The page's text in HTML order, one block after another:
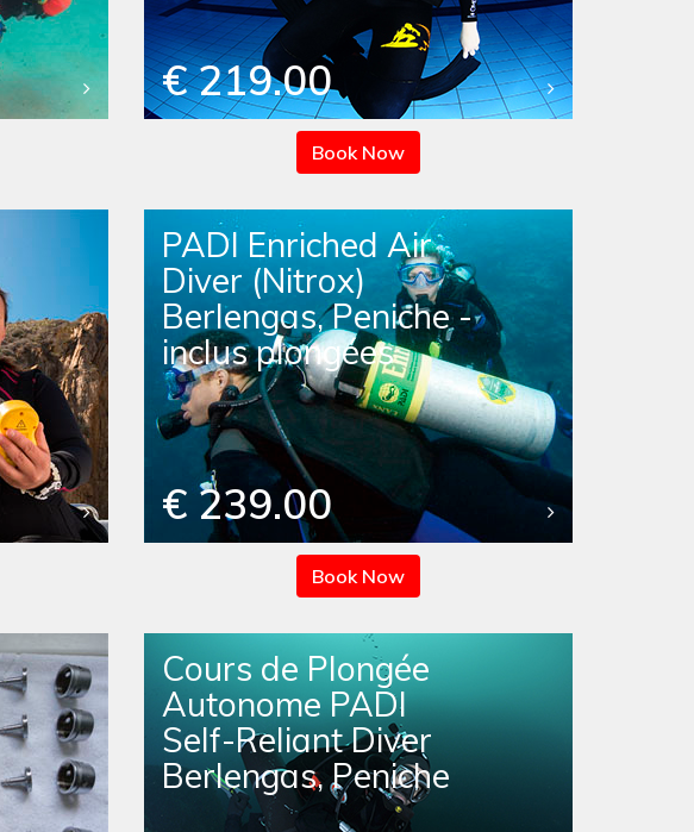
€ 219.00
Book Now
PADI Enriched Air
Diver (Nitrox)
Berlengas, Peniche -
inclus plongées
€ 239.00
Book Now
Cours de Plongée
Autonome PADI
Self-Reliant Diver
Berlengas, Peniche